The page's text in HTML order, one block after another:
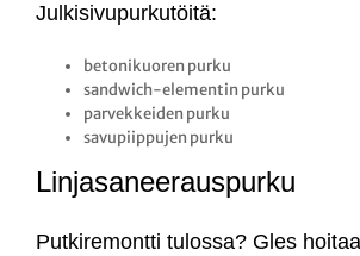
Julkisivupurkutöitä:
betonikuoren purku
sandwich-elementin purku
parvekkeiden purku
savupiippujen purku
Linjasaneerauspurku
Putkiremontti tulossa? Gles